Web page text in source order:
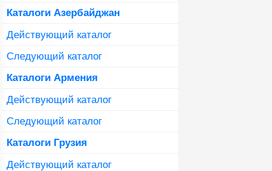
Каталоги Азербайджан
Действующий каталог
Следующий каталог
Каталоги Армения
Действующий каталог
Следующий каталог
Каталоги Грузия
Действующий каталог